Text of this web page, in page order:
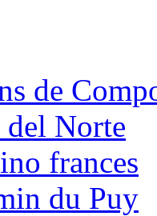
de
Norte
frances
du Puy